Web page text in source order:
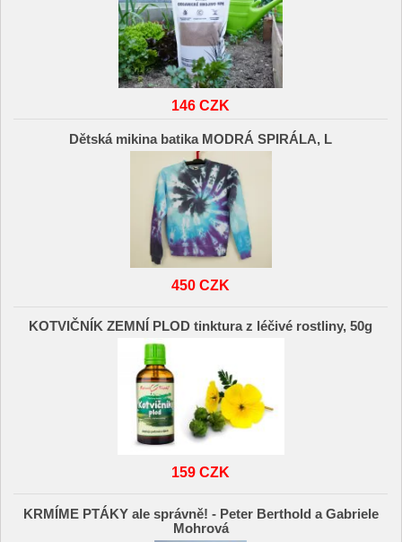
146 CZK
Dětská mikina batika MODRÁ SPIRÁLA, L
450 CZK
KOTVIČNÍK ZEMNÍ PLOD tinktura z léčivé rostliny, 50g
159 CZK
KRMÍME PTÁKY ale správně! - Peter Berthold a Gabriele
Mohrová